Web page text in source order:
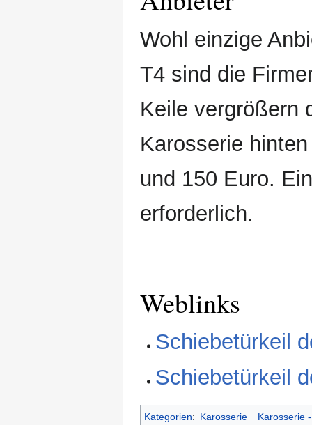
Wohl einzige
T4 sind die
Keile vergrößern
Karosserie
und 150 Euro.
erforderlich.
Weblinks
Schiebetürkeil
Schiebetürkeil
Kategorien: Karosserie
Karosserie